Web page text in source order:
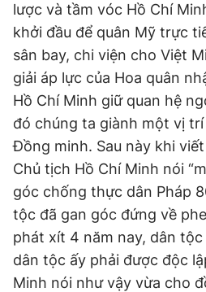
lược và tầm vóc Hồ Chí
khởi đầu để quân Mỹ trực
sân bay, chi viện cho Việt
giải áp lực của Hoa quân
Hồ Chí Minh giữ quan hệ
đó chúng ta giành một vị
Đồng minh. Sau này khi
Chủ tịch Hồ Chí Minh nói
góc chống thực dân Pháp
tộc đã gan góc đứng về
phát xít 4 năm nay, dân
dân tộc ấy phải được độc
Minh nói như vậy vừa cho